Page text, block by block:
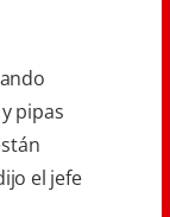
pipas
el jefe